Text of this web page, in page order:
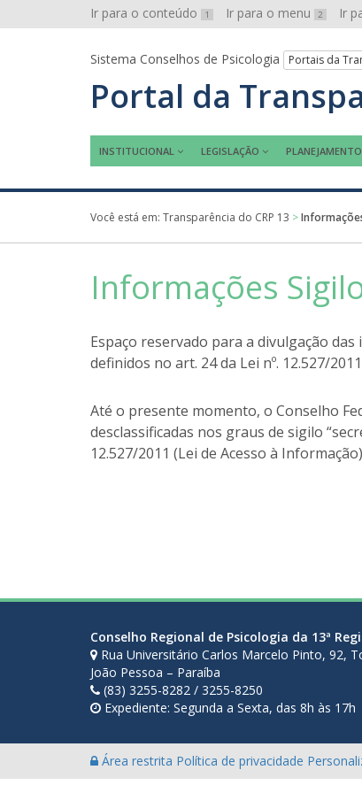
Ir para o conteúdo 1 Ir para o menu 2 Ir
Sistema Conselhos de Psicologia Portais da
Portal da
INSTITUCIONAL LEGISLAÇÃO
Você está em: Transparência do CRP 13 >
Informações
Espaço reservado para a divulgação
definidos no art. 24 da Lei nº. 12.527/
Até o presente momento, o Conselho
desclassificadas nos graus de sigilo
12.527/2011 (Lei de Acesso à
Conselho Regional de Psicologia da 13ª
Rua Universitário Carlos Marcelo Pinto, 92,
João Pessoa – Paraíba
(83) 3255-8282 / 3255-8250
Expediente: Segunda a Sexta, das 8h às 17h
Área restrita Política de privacidade